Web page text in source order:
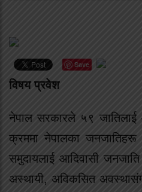
Save
विषय प्रवेश
नेपाल सरकारले ५९
क्रममा नेपालका
समुदायलाई आदिवासी
अस्थायी, अविकसित